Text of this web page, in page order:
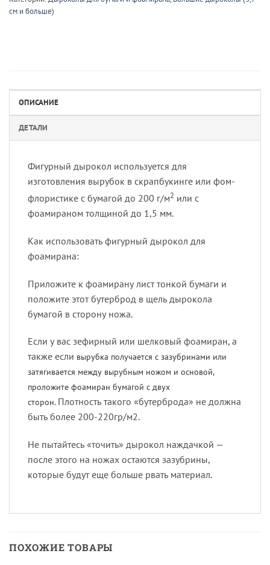
см и больше)
ОПИСАНИЕ
ДЕТАЛИ
Фигурный дырокол используется для
изготовления вырубок в скрапбукинге или фом-
флористике с бумагой до 200 г/м2 или с
фоамираном толщиной до 1,5 мм.
Как использовать фигурный дырокол для
фоамирана:
Приложите к фоамирану лист тонкой бумаги и
положите этот бутерброд в щель дырокола
бумагой в сторону ножа.
Если у вас зефирный или шелковый фоамиран, а
также если вырубка получается с зазубринами или
затягивается между вырубным ножом и основой,
проложите фоамиран бумагой с двух
сторон. Плотность такого «бутерброда» не должна
быть более 200-220гр/м2.
Не пытайтесь «точить» дырокол наждачкой —
после этого на ножах остаются зазубрины,
которые будут еще больше рвать материал.
ПОХОЖИЕ ТОВАРЫ